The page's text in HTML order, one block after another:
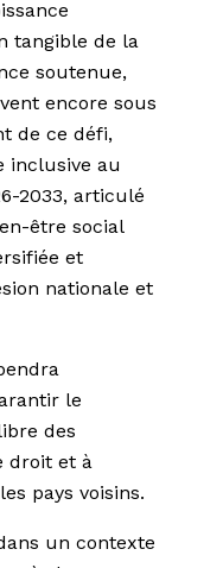
tangible de la
soutenue,
encore sous
de ce défi,
inclusive au
2033, articulé
être social
et
nationale et
le
des
droit et à
pays voisins.
un contexte